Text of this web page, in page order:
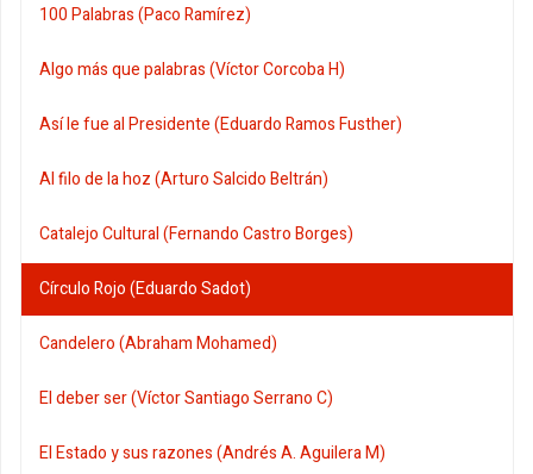
100 Palabras (Paco Ramírez)
Algo más que palabras (Víctor Corcoba H)
Así le fue al Presidente (Eduardo Ramos Fusther)
Al filo de la hoz (Arturo Salcido Beltrán)
Catalejo Cultural (Fernando Castro Borges)
Círculo Rojo (Eduardo Sadot)
Candelero (Abraham Mohamed)
El deber ser (Víctor Santiago Serrano C)
El Estado y sus razones (Andrés A. Aguilera M)